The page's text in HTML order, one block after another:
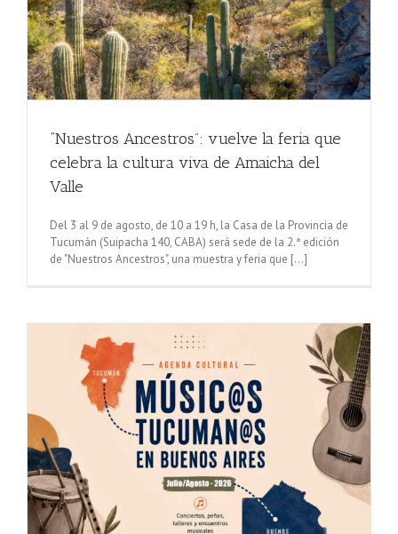
“Nuestros Ancestros”: vuelve la feria que
celebra la cultura viva de Amaicha del
Valle
Del 3 al 9 de agosto, de 10 a 19 h, la Casa de la Provincia de
Tucumán (Suipacha 140, CABA) será sede de la 2.ª edición
de "Nuestros Ancestros", una muestra y feria que [...]